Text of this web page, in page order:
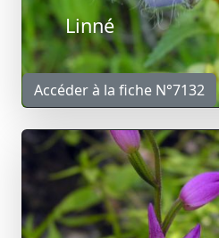
Linné
Accéder à la fiche N°7132